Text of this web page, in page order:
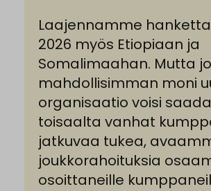
Laajennamme
2026 myös Etiopiaan ja
Somalimaahan. Mutta
mahdollisimman moni
organisaatio voisi
toisaalta vanhat
jatkuvaa tukea,
joukkorahoituksia
osoittaneille